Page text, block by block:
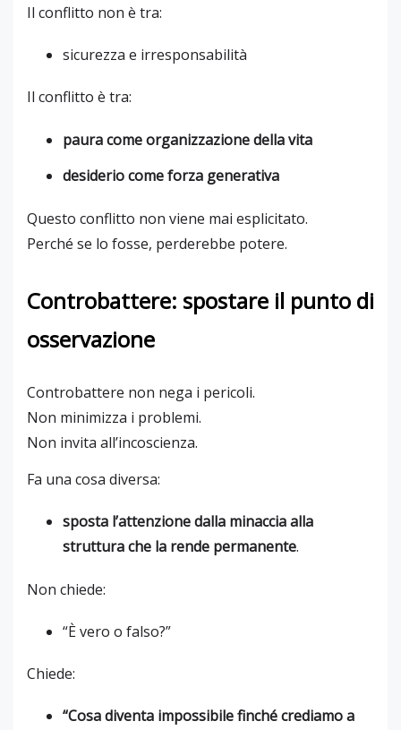
Il conflitto non è tra:
sicurezza e irresponsabilità
Il conflitto è tra:
paura come organizzazione della vita
desiderio come forza generativa
Questo conflitto non viene mai esplicitato.
Perché se lo fosse, perderebbe potere.
Controbattere: spostare il punto di
osservazione
Controbattere non nega i pericoli.
Non minimizza i problemi.
Non invita all’incoscienza.
Fa una cosa diversa:
sposta l’attenzione dalla minaccia alla
struttura che la rende permanente.
Non chiede:
“È vero o falso?”
Chiede:
“Cosa diventa impossibile finché crediamo a